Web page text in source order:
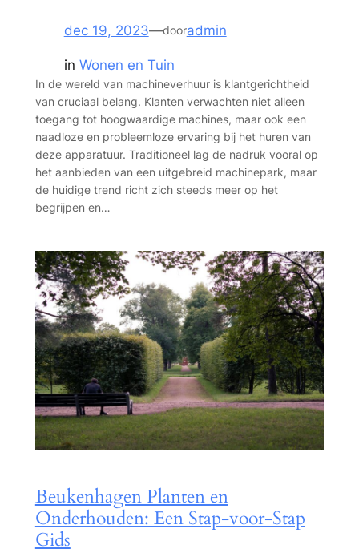
dec 19, 2023—dooradmin
in Wonen en Tuin
In de wereld van machineverhuur is klantgerichtheid
van cruciaal belang. Klanten verwachten niet alleen
toegang tot hoogwaardige machines, maar ook een
naadloze en probleemloze ervaring bij het huren van
deze apparatuur. Traditioneel lag de nadruk vooral op
het aanbieden van een uitgebreid machinepark, maar
de huidige trend richt zich steeds meer op het
begrijpen en…
Beukenhagen Planten en
Onderhouden: Een Stap-voor-Stap
Gids